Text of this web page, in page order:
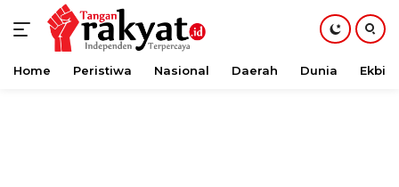
Langsung
Home Peristiwa Nasional Daerah Dunia Ekbis